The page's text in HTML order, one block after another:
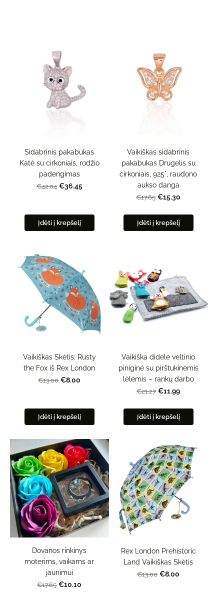
Sidabrinis pakabukas
Katė su cirkoniais, rodžio
padengimas
€42.04 €36.45
Įdėti į krepšelį
Vaikiškas sidabrinis
pakabukas Drugelis su
cirkoniais, 925°, raudono
aukso danga
€17.65 €15.30
Įdėti į krepšelį
Vaikiškas Skėtis: Rusty
the Fox iš Rex London
€13.00 €8.00
Įdėti į krepšelį
Vaikiška didelė veltinio
piniginė su pirštukinėmis
lėlėmis – rankų darbo
€21.27 €11.99
Įdėti į krepšelį
Dovanos rinkinys
moterims, vaikams ar
jaunimui
€17.65 €10.10
Rex London Prehistoric
Land Vaikiškas Skėtis
€13.00 €8.00